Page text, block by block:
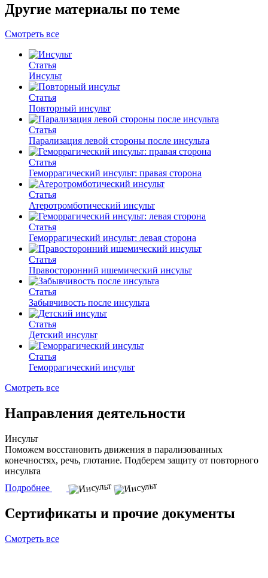
Другие материалы по теме
Смотреть все
Статья
Инсульт
Статья
Повторный инсульт
Статья
Парализация левой стороны после инсульта
Статья
Геморрагический инсульт: правая сторона
Статья
Атеротромботический инсульт
Статья
Геморрагический инсульт: левая сторона
Статья
Правосторонний ишемический инсульт
Статья
Забывчивость после инсульта
Статья
Детский инсульт
Статья
Геморрагический инсульт
Смотреть все
Направления деятельности
Инсульт
Поможем восстановить движения в парализованных
конечностях, речь, глотание. Подберем защиту от повторного
инсульта
Подробнее
Сертификаты и прочие документы
Смотреть все